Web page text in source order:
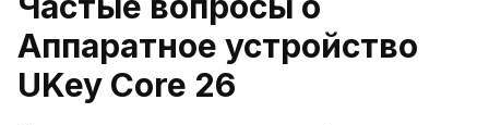
Аппаратное устройство
UKey Core 26